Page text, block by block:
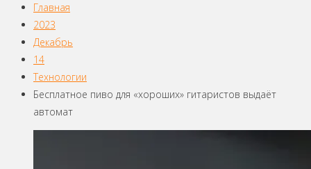
Главная
2023
Декабрь
14
Технологии
Бесплатное пиво для «хороших» гитаристов выдаёт
автомат